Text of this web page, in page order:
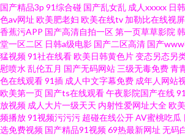
国产精品3p 91综合碰 国产乱女乱 成人xxxxx 日
色av网址 欧美肥老妇 欧美在线tv 加勒比在线视屏
香蕉污APP 国产高清自拍一区第一页草草影院
堂一区二区 日韩a级电影 国产二区高清 国产
猛视频91社在线看欧美日韩黄色片变态另态另
慰喷水 乱伦五月 国产无码网站 三级无毒免费青
色在线观看91插 成人中文字幕免费 成年人网站
欧美第一页 国产ts在线观看午夜影院国产在线
放视频 成人大片一级天天 内射性爱网址大全欧
频播放91视频污污污 超碰在线公开AV蜜桃吃瓜
选免费视频 国产精品91视频69热最新网址 无码